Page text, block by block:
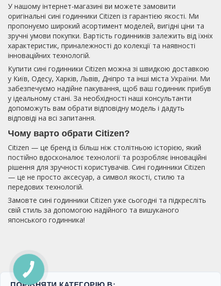
У нашому інтернет-магазині ви можете замовити
оригінальні сині годинники Citizen із гарантією якості. Ми
пропонуємо широкий асортимент моделей, вигідні ціни та
зручні умови покупки. Вартість годинників залежить від їхніх
характеристик, приналежності до колекції та наявності
інноваційних технологій.
Купити сині годинники Citizen можна зі швидкою доставкою
у Київ, Одесу, Харків, Львів, Дніпро та інші міста України. Ми
забезпечуємо надійне пакування, щоб ваш годинник прибув
у ідеальному стані. За необхідності наші консультанти
допоможуть вам обрати відповідну модель і дадуть
відповіді на всі запитання.
Чому варто обрати Citizen?
Citizen — це бренд із більш ніж столітньою історією, який
постійно вдосконалює технології та розробляє інноваційні
рішення для зручності користувачів. Сині годинники Citizen
— це не просто аксесуар, а символ якості, стилю та
передових технологій.
Замовте сині годинники Citizen уже сьогодні та підкресліть
свій стиль за допомогою надійного та вишуканого
японського годинника!